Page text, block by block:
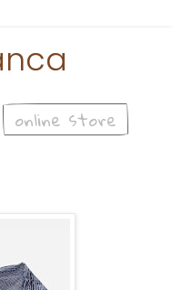
online store